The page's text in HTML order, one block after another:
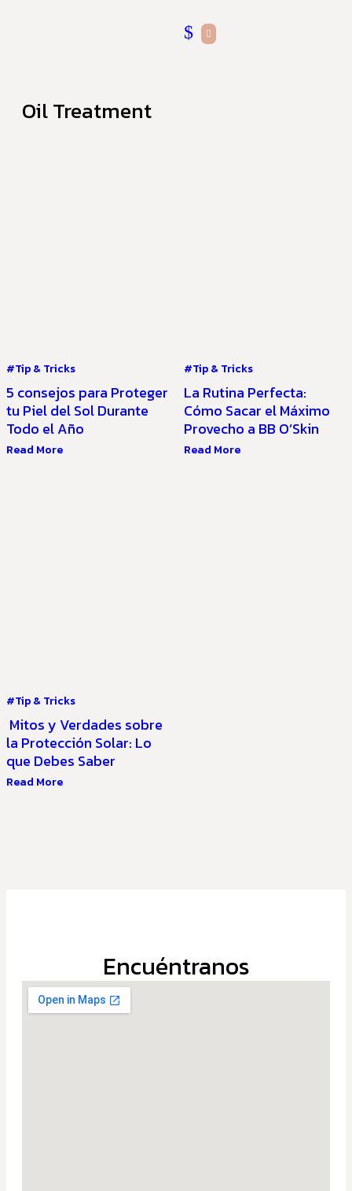
Oil Treatment
#Tip & Tricks
5 consejos para Proteger
tu Piel del Sol Durante
Todo el Año
Read More
#Tip & Tricks
La Rutina Perfecta:
Cómo Sacar el Máximo
Provecho a BB O’Skin
Read More
#Tip & Tricks
Mitos y Verdades sobre
la Protección Solar: Lo
que Debes Saber
Read More
Encuéntranos